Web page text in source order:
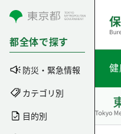
コンテンツにスキップ
都全体で探す
防災・緊急情報
カテゴリ別
目的別